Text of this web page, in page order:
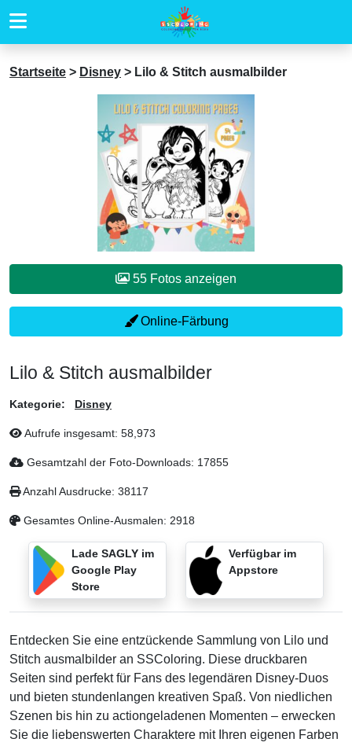
Startseite > Disney > Lilo & Stitch ausmalbilder
55 Fotos anzeigen
Online-Färbung
Lilo & Stitch ausmalbilder
Kategorie: Disney
Aufrufe insgesamt: 58,973
Gesamtzahl der Foto-Downloads: 17855
Anzahl Ausdrucke: 38117
Gesamtes Online-Ausmalen: 2918
Lade SAGLY im
Google Play
Store
Verfügbar im
Appstore
Entdecken Sie eine entzückende Sammlung von Lilo und
Stitch ausmalbilder an SSColoring. Diese druckbaren
Seiten sind perfekt für Fans des legendären Disney-Duos
und bieten stundenlangen kreativen Spaß. Von niedlichen
Szenen bis hin zu actiongeladenen Momenten – erwecken
Sie die liebenswerten Charaktere mit Ihren eigenen Farben